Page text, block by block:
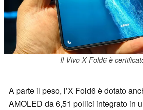
Il Vivo X Fold6 è
A parte il peso, l’X Fold6 è dotato
AMOLED da 6,51 pollici integrato in